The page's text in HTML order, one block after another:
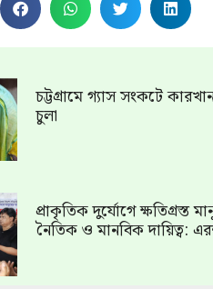
চট্টগ্রামে গ্যাস সংকটে
চুলা
প্রাকৃতিক দুর্যোগে ক্ষতিগ্রস্ত
নৈতিক ও মানবিক দায়িত্ব: